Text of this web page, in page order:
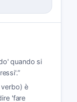
quando si
”
è
'fare